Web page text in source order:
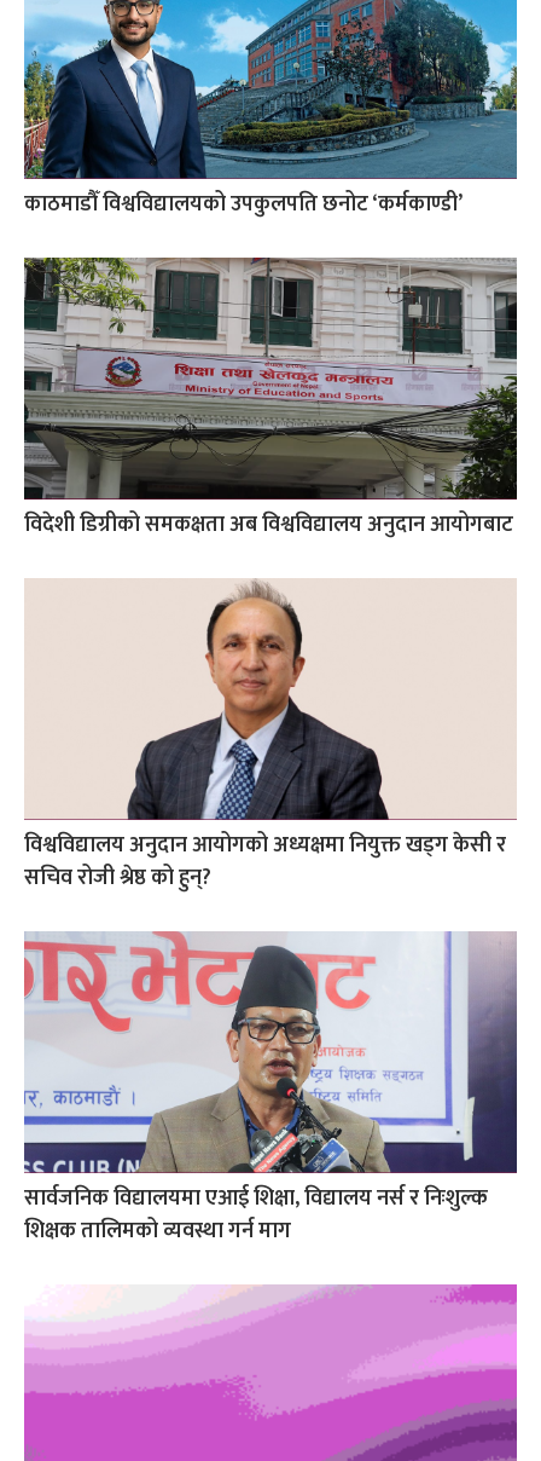
काठमाडौँ विश्वविद्यालयको उपकुलपति छनोट ‘कर्मकाण्डी’
विदेशी डिग्रीको समकक्षता अब विश्वविद्यालय अनुदान आयोगबाट
विश्वविद्यालय अनुदान आयोगको अध्यक्षमा नियुक्त खड्ग केसी र
सचिव रोजी श्रेष्ठ को हुन्?
सार्वजनिक विद्यालयमा एआई शिक्षा, विद्यालय नर्स र निःशुल्क
शिक्षक तालिमको व्यवस्था गर्न माग